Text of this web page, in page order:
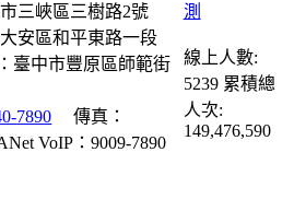
三峽區三樹路2號
安區和平東路一段
臺中市豐原區師範街
7890
傳真：
VoIP：9009-7890
線上人數:
5239 累積總
人次:
149,476,590